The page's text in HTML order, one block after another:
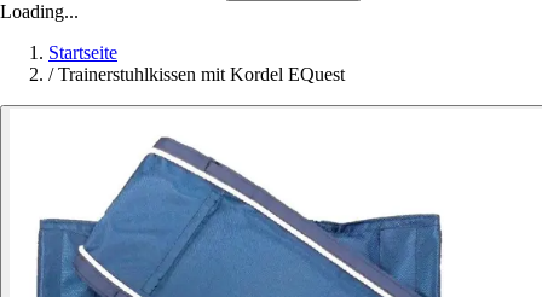
Loading...
Startseite
/ Trainerstuhlkissen mit Kordel EQuest